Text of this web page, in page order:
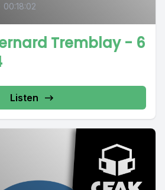
00:18:02
Tremblay - 6
Listen